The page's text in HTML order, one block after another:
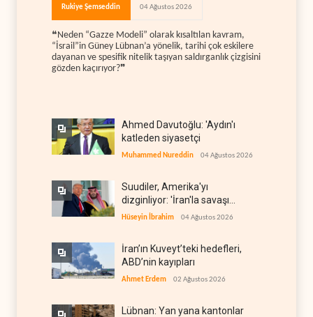
Rukiye Şemseddin 04 Ağustos 2026
❝Neden “Gazze Modeli” olarak kısaltılan kavram,
“İsrail”in Güney Lübnan’a yönelik, tarihi çok eskilere
dayanan ve spesifik nitelik taşıyan saldırganlık çizgisini
gözden kaçırıyor?❞
Ahmed Davutoğlu: 'Aydın'ı
katleden siyasetçi
Muhammed Nureddin 04 Ağustos 2026
Suudiler, Amerika'yı
dizginliyor: 'İran'la savaşı
kaldıracak gücümüz yok'
Hüseyin İbrahim 04 Ağustos 2026
İran’ın Kuveyt’teki hedefleri,
ABD’nin kayıpları
Ahmet Erdem 02 Ağustos 2026
Lübnan: Yan yana kantonlar